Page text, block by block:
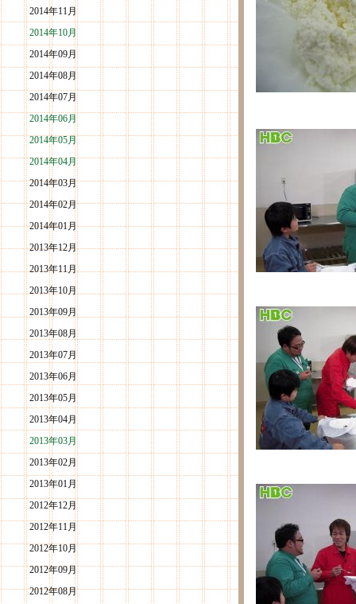
2014年11月
2014年10月
2014年09月
2014年08月
2014年07月
2014年06月
2014年05月
2014年04月
2014年03月
2014年02月
2014年01月
2013年12月
2013年11月
2013年10月
2013年09月
2013年08月
2013年07月
2013年06月
2013年05月
2013年04月
2013年03月
2013年02月
2013年01月
2012年12月
2012年11月
2012年10月
2012年09月
2012年08月